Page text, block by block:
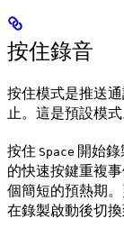
按住錄音
按住模式是推送
止。這是預設模式
按住 Space 開始
的快速按鍵重複
個簡短的預熱期
在錄製啟動後切換